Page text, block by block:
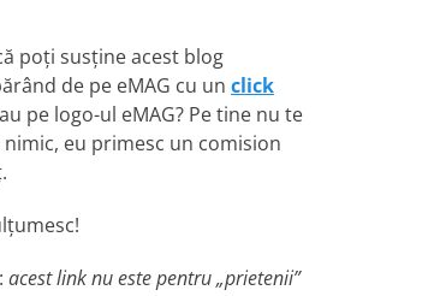
poți susține acest blog
de pe eMAG cu un click
pe logo-ul eMAG? Pe tine nu te
nimic, eu primesc un comision
: acest link nu este pentru „prietenii”